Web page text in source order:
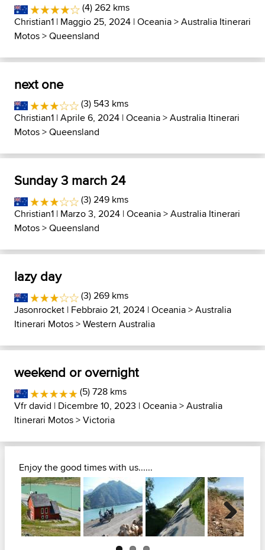
(4) 262 kms
Christian1 | Maggio 25, 2024 |Oceania>Australia Itinerari
Motos>Queensland
next one
(3) 543 kms
Christian1 | Aprile 6, 2024 |Oceania>Australia Itinerari
Motos>Queensland
Sunday 3 march 24
(3) 249 kms
Christian1 | Marzo 3, 2024 |Oceania>Australia Itinerari
Motos>Queensland
lazy day
(3) 269 kms
Jasonrocket | Febbraio 21, 2024 |Oceania>Australia
Itinerari Motos>Western Australia
weekend or overnight
(5) 728 kms
Vfr david | Dicembre 10, 2023 |Oceania>Australia
Itinerari Motos>Victoria
Enjoy the good times with us......
Next